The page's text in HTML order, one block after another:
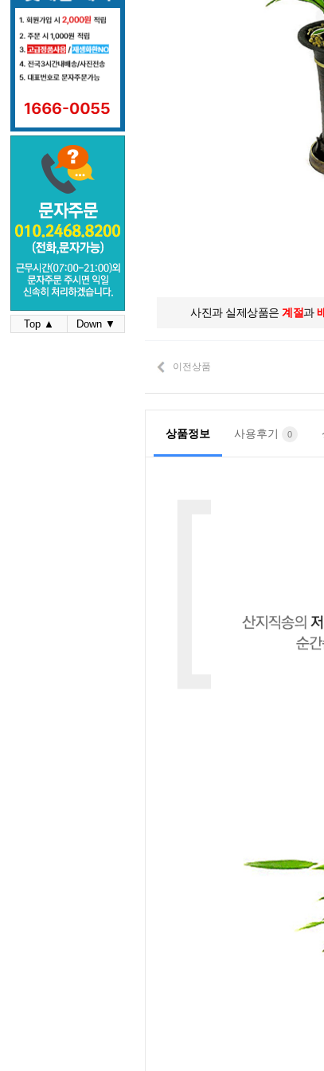
Top ▲ Down ▼
사진과 실제상품은 계절과
이전상품
상품정보 사용후기 0